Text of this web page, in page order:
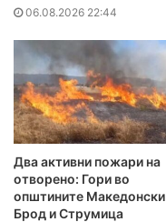
06.08.2026 22:44
Два активни пожари на
отворено: Гори во
општините Македонски
Брод и Струмица